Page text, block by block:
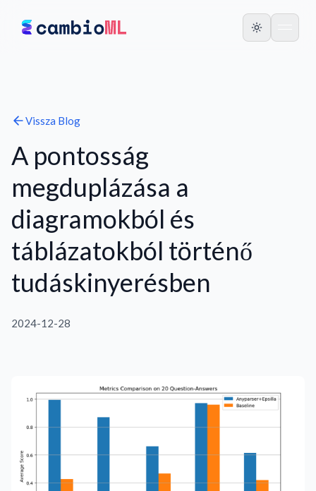
Vissza Blog
A pontosság
megduplázása a
diagramokból és
táblázatokból történő
tudáskinyerésben
2024-12-28